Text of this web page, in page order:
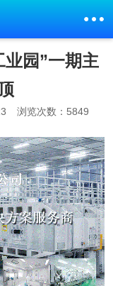
园”一期主
浏览次数：5849